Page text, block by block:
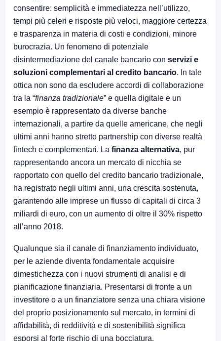
consentire: semplicità e immediatezza nell’utilizzo,
tempi più celeri e risposte più veloci, maggiore certezza
e trasparenza in materia di costi e condizioni, minore
burocrazia. Un fenomeno di potenziale
disintermediazione del canale bancario con servizi e
soluzioni complementari al credito bancario. In tale
ottica non sono da escludere accordi di collaborazione
tra la “finanza tradizionale” e quella digitale e un
esempio è rappresentato da diverse banche
internazionali, a partire da quelle americane, che negli
ultimi anni hanno stretto partnership con diverse realtà
fintech e complementari. La finanza alternativa, pur
rappresentando ancora un mercato di nicchia se
rapportato con quello del credito bancario tradizionale,
ha registrato negli ultimi anni, una crescita sostenuta,
garantendo alle imprese un flusso di capitali di circa 3
miliardi di euro, con un aumento di oltre il 30% rispetto
all’anno 2018.
Qualunque sia il canale di finanziamento individuato,
per le aziende diventa fondamentale acquisire
dimestichezza con i nuovi strumenti di analisi e di
pianificazione finanziaria. Presentarsi di fronte a un
investitore o a un finanziatore senza una chiara visione
del proprio posizionamento sul mercato, in termini di
affidabilità, di redditività e di sostenibilità significa
esporsi al forte rischio di una bocciatura.